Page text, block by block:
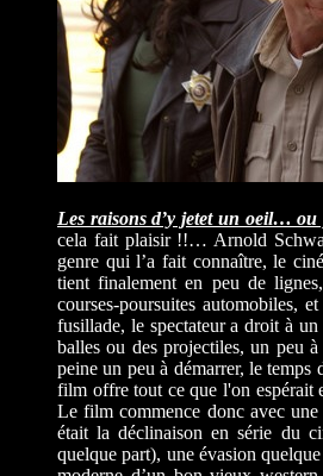
Les raisons d’y jetet un oeil…
cela fait plaisir !!… Arnold
genre qui l’a fait connaître, le
tient finalement en peu de
courses-poursuites automobiles,
fusillade, le spectateur a droit à
balles ou des projectiles, un peu
peine un peu à démarrer, le temps
film offre tout ce que l'on espérait
Le film commence donc avec
était la déclinaison en série du
quelque part), une évasion